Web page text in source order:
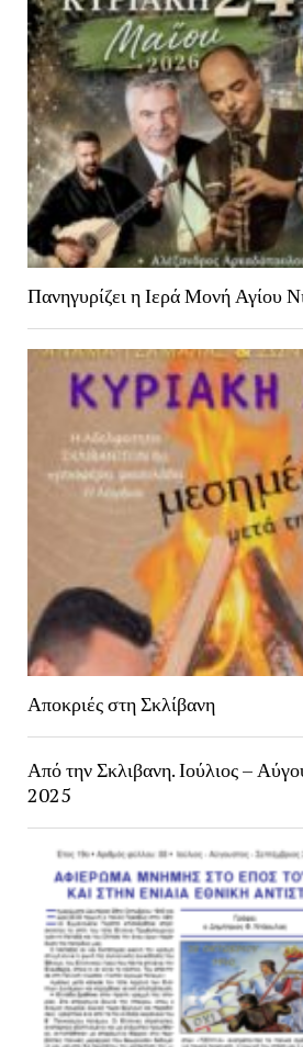
Πανηγυρίζει η Ιερά Μονή Αγίου
Αποκριές στη Σκλίβανη
Από την Σκλιβανη. Ιούλιος –
2025